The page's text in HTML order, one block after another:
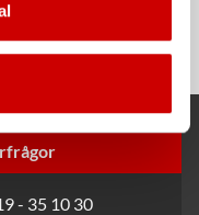
- 35 10 30